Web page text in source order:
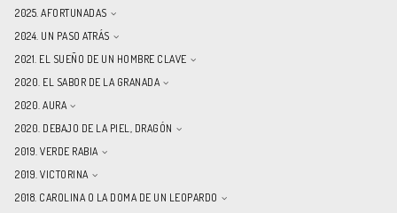
2025. AFORTUNADAS
2024. UN PASO ATRÁS
2021. EL SUEÑO DE UN HOMBRE CLAVE
2020. EL SABOR DE LA GRANADA
2020. AURA
2020. DEBAJO DE LA PIEL, DRAGÓN
2019. VERDE RABIA
2019. VICTORINA
2018. CAROLINA O LA DOMA DE UN LEOPARDO